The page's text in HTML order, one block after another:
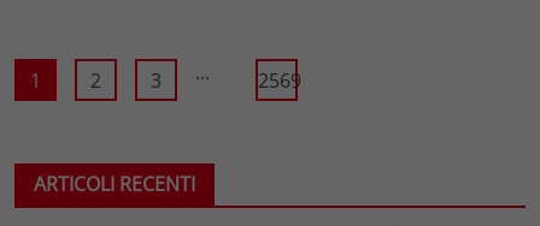
1 2 3 ... 2569
ARTICOLI RECENTI